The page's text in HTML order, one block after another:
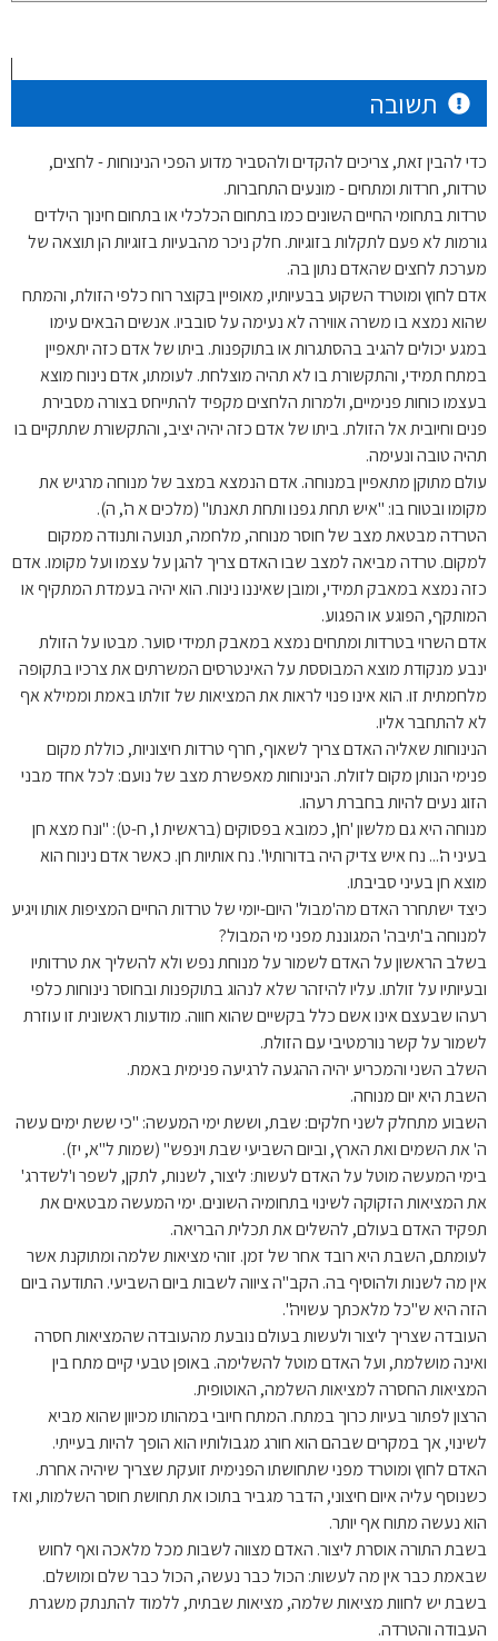
תשובה
כדי להבין זאת, צריכים להקדים ולהסביר מדוע הפכי הנינוחות - לחצים,
טרדות, חרדות ומתחים - מונעים התחברות.
טרדות בתחומי החיים השונים כמו בתחום הכלכלי או בתחום חינוך הילדים
גורמות לא פעם לתקלות בזוגיות. חלק ניכר מהבעיות בזוגיות הן תוצאה של
מערכת לחצים שהאדם נתון בה.
אדם לחוץ ומוטרד השקוע בבעיותיו, מאופיין בקוצר רוח כלפי הזולת, והמתח
שהוא נמצא בו משרה אווירה לא נעימה על סובביו. אנשים הבאים עימו
במגע יכולים להגיב בהסתגרות או בתוקפנות. ביתו של אדם כזה יתאפיין
במתח תמידי, והתקשורת בו לא תהיה מוצלחת. לעומתו, אדם נינוח מוצא
בעצמו כוחות פנימיים, ולמרות הלחצים מקפיד להתייחס בצורה מסבירת
פנים וחיובית אל הזולת. ביתו של אדם כזה יהיה יציב, והתקשורת שתתקיים בו
תהיה טובה ונעימה.
עולם מתוקן מתאפיין במנוחה. אדם הנמצא במצב של מנוחה מרגיש את
מקומו ובטוח בו: "איש תחת גפנו ותחת תאנתו" (מלכים א ה', ה).
הטרדה מבטאת מצב של חוסר מנוחה, מלחמה, תנועה ותנודה ממקום
למקום. טרדה מביאה למצב שבו האדם צריך להגן על עצמו ועל מקומו. אדם
כזה נמצא במאבק תמידי, ומובן שאיננו נינוח. הוא יהיה בעמדת המתקיף או
המותקף, הפוגע או הפגוע.
אדם השרוי בטרדות ומתחים נמצא במאבק תמידי סוער. מבטו על הזולת
ינבע מנקודת מוצא המבוססת על האינטרסים המשרתים את צרכיו בתקופה
מלחמתית זו. הוא אינו פנוי לראות את המציאות של זולתו באמת וממילא אף
לא להתחבר אליו.
הנינוחות שאליה האדם צריך לשאוף, חרף טרדות חיצוניות, כוללת מקום
פנימי הנותן מקום לזולת. הנינוחות מאפשרת מצב של נועם: לכל אחד מבני
הזוג נעים להיות בחברת רעהו.
מנוחה היא גם מלשון 'חן', כמובא בפסוקים (בראשית ו', ח-ט): "ונח מצא חן
בעיני ה'... נח איש צדיק היה בדורותיו". נח אותיות חן. כאשר אדם נינוח הוא
מוצא חן בעיני סביבתו.
כיצד ישתחרר האדם מה'מבול' היום-יומי של טרדות החיים המציפות אותו ויגיע
למנוחה ב'תיבה' המגוננת מפני מי המבול?
בשלב הראשון על האדם לשמור על מנוחת נפש ולא להשליך את טרדותיו
ובעיותיו על זולתו. עליו להיזהר שלא לנהוג בתוקפנות ובחוסר נינוחות כלפי
רעהו שבעצם אינו אשם כלל בקשיים שהוא חווה. מודעות ראשונית זו עוזרת
לשמור על קשר נורמטיבי עם הזולת.
השלב השני והמכריע יהיה ההגעה לרגיעה פנימית באמת.
השבת היא יום מנוחה.
השבוע מתחלק לשני חלקים: שבת, וששת ימי המעשה: "כי ששת ימים עשה
ה' את השמים ואת הארץ, וביום השביעי שבת וינפש" (שמות ל"א, יז).
בימי המעשה מוטל על האדם לעשות: ליצור, לשנות, לתקן, לשפר ו'לשדרג'
את המציאות הזקוקה לשינוי בתחומיה השונים. ימי המעשה מבטאים את
תפקיד האדם בעולם, להשלים את תכלית הבריאה.
לעומתם, השבת היא רובד אחר של זמן. זוהי מציאות שלמה ומתוקנת אשר
אין מה לשנות ולהוסיף בה. הקב"ה ציווה לשבות ביום השביעי. התודעה ביום
הזה היא ש"כל מלאכתך עשויה".
העובדה שצריך ליצור ולעשות בעולם נובעת מהעובדה שהמציאות חסרה
ואינה מושלמת, ועל האדם מוטל להשלימה. באופן טבעי קיים מתח בין
המציאות החסרה למציאות השלמה, האוטופית.
הרצון לפתור בעיות כרוך במתח. המתח חיובי במהותו מכיוון שהוא מביא
לשינוי, אך במקרים שבהם הוא חורג מגבולותיו הוא הופך להיות בעייתי.
האדם לחוץ ומוטרד מפני שתחושתו הפנימית זועקת שצריך שיהיה אחרת.
כשנוסף עליה איום חיצוני, הדבר מגביר בתוכו את תחושת חוסר השלמות, ואז
הוא נעשה מתוח אף יותר.
בשבת התורה אוסרת ליצור. האדם מצווה לשבות מכל מלאכה ואף לחוש
שבאמת כבר אין מה לעשות: הכול כבר נעשה, הכול כבר שלם ומושלם.
בשבת יש לחוות מציאות שלמה, מציאות שבתית, ללמוד להתנתק משגרת
העבודה והטרדה.